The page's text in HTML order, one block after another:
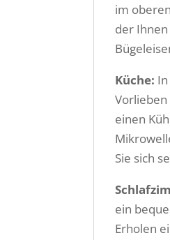
im
der
Küche:
Vorlieben
einen
Sie sich
ein
Erholen